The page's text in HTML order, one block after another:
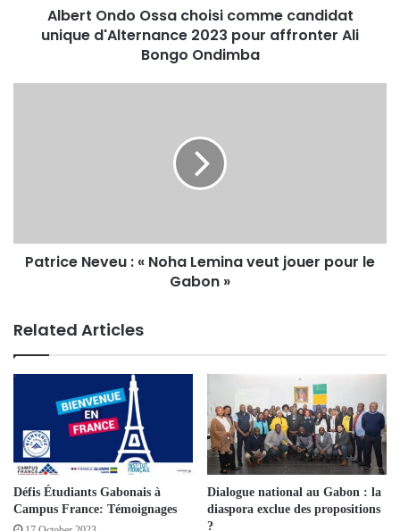
Albert Ondo Ossa choisi comme candidat
unique d'Alternance 2023 pour affronter Ali
Bongo Ondimba
Patrice Neveu : « Noha Lemina veut jouer pour le
Gabon »
Related Articles
Défis Étudiants Gabonais à
Campus France: Témoignages
Dialogue national au Gabon : la
diaspora exclue des propositions
?